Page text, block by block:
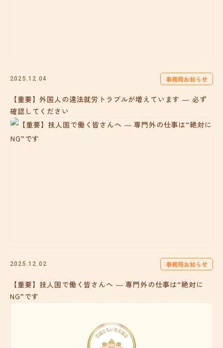
2025.12.04 事務局お知らせ
【重要】外国人の違法就労トラブルが増えています ― 必ず
確認してください
2025.12.02 事務局お知らせ
【重要】技人国で働く皆さんへ ― 専門外の仕事は“絶対に
NG”です